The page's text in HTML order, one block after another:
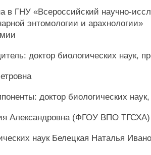
в ГНУ «Всероссийский научно-
энтомологии и арахнологии»
доктор биологических наук,
доктор биологических
Александровна (ФГОУ ВПО ТГСХА)
наук Белецкая Наталья